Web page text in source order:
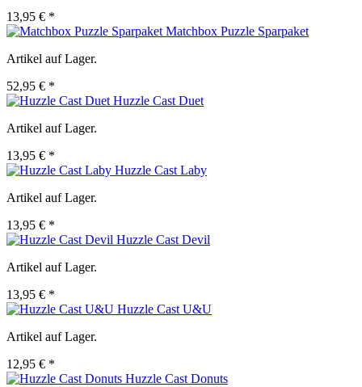
13,95 € *
Matchbox Puzzle Sparpaket
Artikel auf Lager.
52,95 € *
Huzzle Cast Duet
Artikel auf Lager.
13,95 € *
Huzzle Cast Laby
Artikel auf Lager.
13,95 € *
Huzzle Cast Devil
Artikel auf Lager.
13,95 € *
Huzzle Cast U&U
Artikel auf Lager.
12,95 € *
Huzzle Cast Donuts